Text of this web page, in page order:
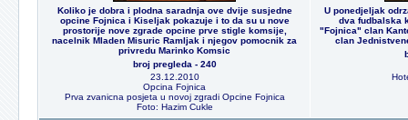
Koliko je dobra i plodna saradnja ove dvije susjedne
opcine Fojnica i Kiseljak pokazuje i to da su u nove
prostorije nove zgrade opcine prve stigle komsije,
nacelnik Mladen Misuric Ramljak i njegov pomocnik za
privredu Marinko Komsic
broj pregleda - 240
23.12.2010
Opcina Fojnica
Prva zvanicna posjeta u novoj zgradi Opcine Fojnica
Foto: Hazim Cukle
U ponedjeljak
dva fudbalska
"Fojnica" clan
clan